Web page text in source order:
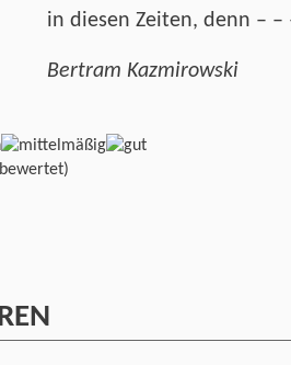
in diesen Zeiten, denn – –
Bertram Kazmirowski